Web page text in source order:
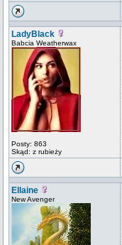
LadyBlack
Babcia Weatherwax
Posty: 863
Skąd: z rubieży
Ellaine
New Avenger